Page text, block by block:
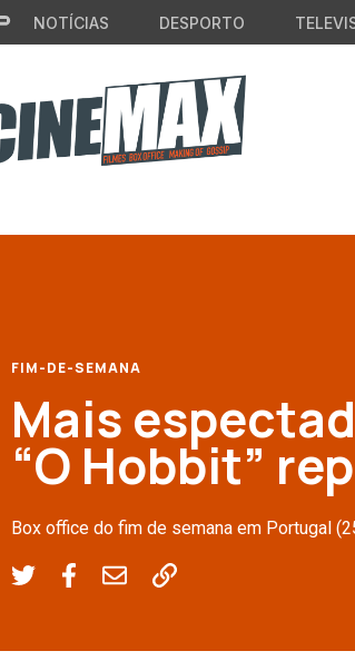
principal
NOTÍCIAS DESPORTO
FIM-DE-SEMANA
Mais
“O Hobbit”
Box office do fim de semana em Portugal